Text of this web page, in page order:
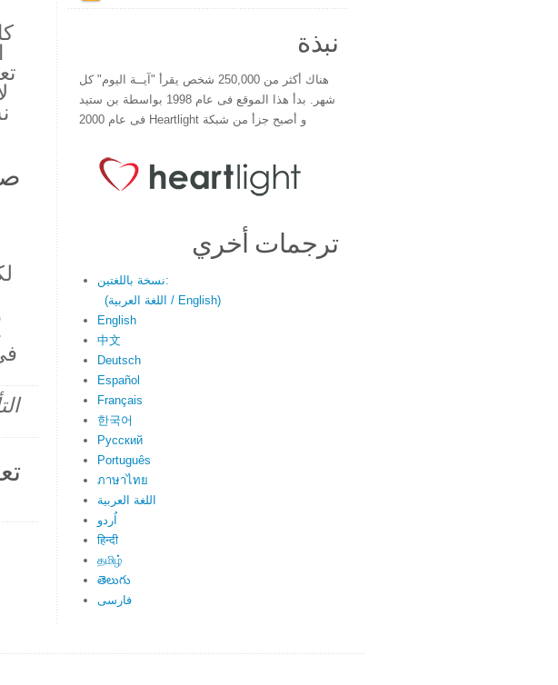
نبذة
هناك أكثر من 250,000 شخص يقرأ "آيــة اليوم" كل
شهر. بدأ هذا الموقع فى عام 1998 بواسطة بن ستيد
و أصبح جزأ من شبكة Heartlight فى عام 2000
ترجمات أخري
نسخة باللغتين:
(اللغة العربية / English)
English
中文
Deutsch
Español
Français
한국어
Русский
Português
ภาษาไทย
اللغة العربية
اُردو
हिन्दी
தமிழ்
తెలుగు
فارسی